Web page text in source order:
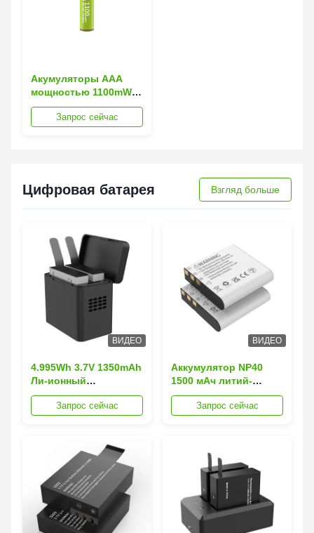
Акумуляторы AAA
мощностью 1100mWh
с 1600 циклами
зарядки и
Запрос сейчас
Цифровая батарея Взгляд больше
ВИДЕО
4.995Wh 3.7V 1350mAh
Ли-ионный
аккумулятор Тип-С
быстрая зарядка с 9-
Запрос сейчас
ВИДЕО
Аккумулятор NP40
1500 мАч литий-
ионный,
полутвердотельный,
Запрос сейчас